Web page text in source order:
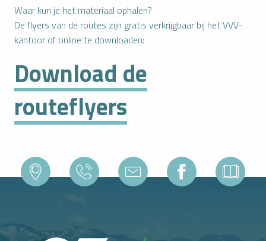
Waar kun je het materiaal ophalen?
De flyers van de routes zijn gratis verkrijgbaar bij het VVV-
kantoor of online te downloaden:
Download de
routeflyers